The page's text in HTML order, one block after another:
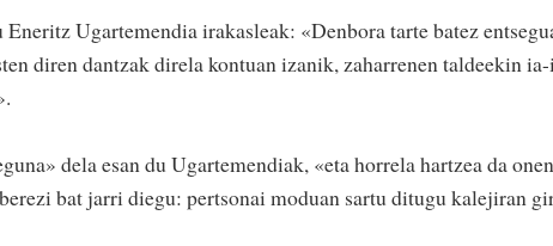
Eneritz Ugartemendia irakasleak: «Denbora tarte batez
diren dantzak direla kontuan izanik, zaharrenen taldeekin
dela esan du Ugartemendiak, «eta horrela hartzea da
bat jarri diegu: pertsonai moduan sartu ditugu kalejiran